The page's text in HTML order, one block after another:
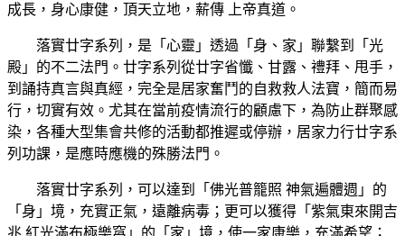
成長，身心康健，頂天立地，薪傳 上帝真道。
落實廿字系列，是「心靈」透過「身、家」聯繫到「光
殿」的不二法門。廿字系列從廿字省懺、甘露、禮拜、甩手，
到誦持真言與真經，完全是居家奮鬥的自救救人法寶，簡而易
行，切實有效。尤其在當前疫情流行的顧慮下，為防止群聚感
染，各種大型集會共修的活動都推遲或停辦，居家力行廿字系
列功課，是應時應機的殊勝法門。
落實廿字系列，可以達到「佛光普籠照 神氣遍體週」的
「身」境，充實正氣，遠離病毒；更可以獲得「紫氣東來開吉
兆 紅光滿布極樂窩」的「家」境，使一家康樂，充滿希望；